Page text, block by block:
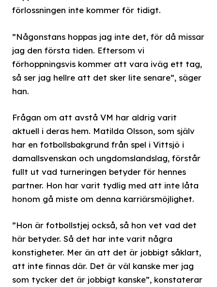
förlossningen inte kommer för tidigt.
”Någonstans hoppas jag inte det, för då missar
jag den första tiden. Eftersom vi
förhoppningsvis kommer att vara iväg ett tag,
så ser jag hellre att det sker lite senare”, säger
han.
Frågan om att avstå VM har aldrig varit
aktuell i deras hem. Matilda Olsson, som själv
har en fotbollsbakgrund från spel i Vittsjö i
damallsvenskan och ungdomslandslag, förstår
fullt ut vad turneringen betyder för hennes
partner. Hon har varit tydlig med att inte låta
honom gå miste om denna karriärsmöjlighet.
”Hon är fotbollstjej också, så hon vet vad det
här betyder. Så det har inte varit några
konstigheter. Mer än att det är jobbigt såklart,
att inte finnas där. Det är väl kanske mer jag
som tycker det är jobbigt kanske”, konstaterar